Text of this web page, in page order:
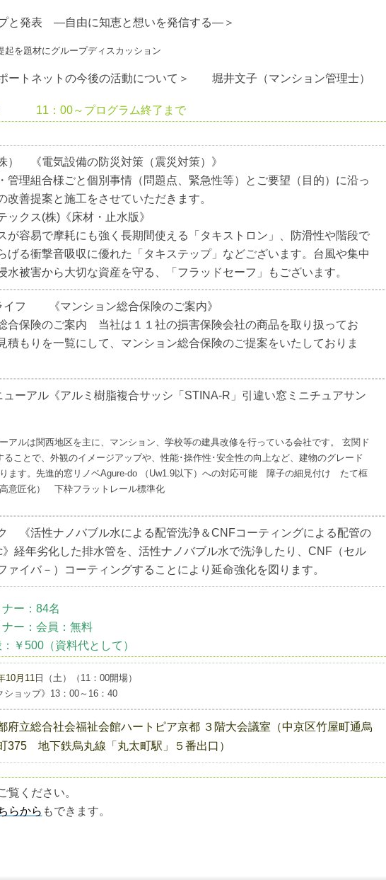
と発表 ―自由に知恵と想いを発信する―＞
起を題材にグループディスカッション
ートネットの今後の活動について ＞ 堀井文子（マンション管理士）
11：00～プログラム終了まで
） 《電気設備の防災対策（震災対策）》
管理組合様ごと個別事情（問題点、緊急性等）とご要望（目的）に沿っ
改善提案と施工をさせていただきます。
ックス(株)《床材・止水版》
が容易で摩耗にも強く長期間使える「タキストロン」、防滑性や階段で
げる衝撃音吸収に優れた「タキステップ」などございます。台風や集中
水被害から大切な資産を守る、「フラッドセーフ」もございます。
イフ 《マンション総合保険のご案内》
合保険のご案内 当社は１１社の損害保険会社の商品を取り扱ってお
積もりを一覧にして、マンション総合保険のご提案をいたしておりま
ューアル《アルミ樹脂複合サッシ「STINA-R」引違い窓ミニチュアサン
アルは関西地区を主に、マンション、学校等の建具改修を行っている会社です。 玄関ド
ることで、外観のイメージアップや、性能･操作性･安全性の向上など、建物のグレード
ます。先進的窓リノベAgure-do （Uw1.9以下）への対応可能 障子の細見付け たて框
意匠化） 下枠フラットレール標準化
《活性ナノバブル水による配管洗浄＆CNFコーティングによる配管の
》経年劣化した排水管を、活性ナノバブル水で洗浄したり、CNF（セル
ァイバ－）コーティングすることにより延命強化を図ります。
：84名
：会員：無料
（資料代として）
月11 日（土）（11：00開場）
ショップ》13：00～16：40
立総合社会福祉会館ハートピア京都 ３階大会議室（中京区竹屋町通烏
375 地下鉄烏丸線「丸太町駅」５番出口）
覧ください。
らから もできます。